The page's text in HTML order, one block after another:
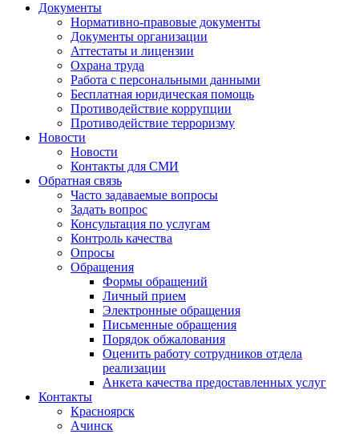
Документы
Нормативно-правовые документы
Документы организации
Аттестаты и лицензии
Охрана труда
Работа с персональными данными
Бесплатная юридическая помощь
Противодействие коррупции
Противодействие терроризму
Новости
Новости
Контакты для СМИ
Обратная связь
Часто задаваемые вопросы
Задать вопрос
Консультация по услугам
Контроль качества
Опросы
Обращения
Формы обращений
Личный прием
Электронные обращения
Письменные обращения
Порядок обжалования
Оценить работу сотрудников отдела
реализации
Анкета качества предоставленных услуг
Контакты
Красноярск
Ачинск